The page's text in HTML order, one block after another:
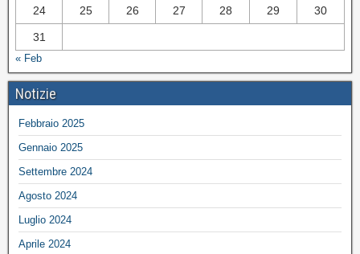
24 25 26 27 28 29 30
31
« Feb
Notizie
Febbraio 2025
Gennaio 2025
Settembre 2024
Agosto 2024
Luglio 2024
Aprile 2024